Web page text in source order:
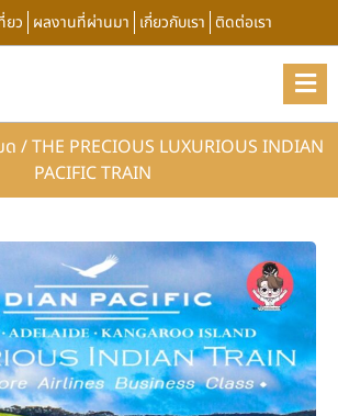
ยว ผลงานที่ผ่านมา เกี่ยวกับเรา ติดต่อเรา
ด /THE PRECIOUS LUXURIOUS INDIAN
PACIFIC TRAIN